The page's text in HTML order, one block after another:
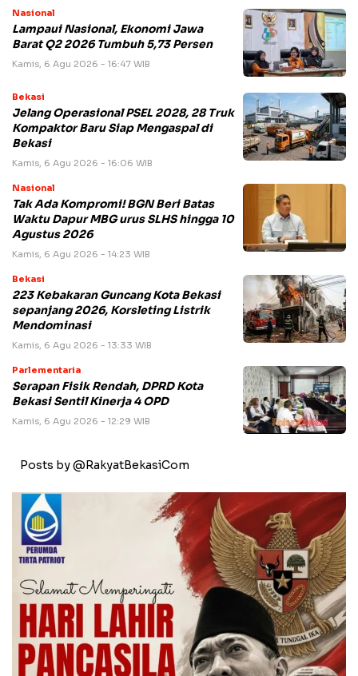
Nasional
Lampaui Nasional, Ekonomi Jawa
Barat Q2 2026 Tumbuh 5,73 Persen
Kamis, 6 Agu 2026 - 16:47 WIB
Bekasi
Jelang Operasional PSEL 2028, 28 Truk
Kompaktor Baru Siap Mengaspal di
Bekasi
Kamis, 6 Agu 2026 - 16:06 WIB
Nasional
Tak Ada Kompromi! BGN Beri Batas
Waktu Dapur MBG urus SLHS hingga 10
Agustus 2026
Kamis, 6 Agu 2026 - 14:23 WIB
Bekasi
223 Kebakaran Guncang Kota Bekasi
sepanjang 2026, Korsleting Listrik
Mendominasi
Kamis, 6 Agu 2026 - 13:33 WIB
Parlementaria
Serapan Fisik Rendah, DPRD Kota
Bekasi Sentil Kinerja 4 OPD
Kamis, 6 Agu 2026 - 12:29 WIB
Posts by @RakyatBekasiCom